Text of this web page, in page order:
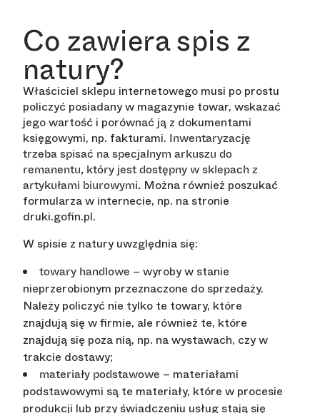
Co zawiera spis z
natury?
Właściciel sklepu internetowego musi po prostu
policzyć posiadany w magazynie towar, wskazać
jego wartość i porównać ją z dokumentami
księgowymi, np. fakturami. Inwentaryzację
trzeba spisać na specjalnym arkuszu do
remanentu, który jest dostępny w sklepach z
artykułami biurowymi. Można również poszukać
formularza w internecie, np. na stronie
druki.gofin.pl.
W spisie z natury uwzględnia się:
towary handlowe – wyroby w stanie
nieprzerobionym przeznaczone do sprzedaży.
Należy policzyć nie tylko te towary, które
znajdują się w firmie, ale również te, które
znajdują się poza nią, np. na wystawach, czy w
trakcie dostawy;
materiały podstawowe – materiałami
podstawowymi są te materiały, które w procesie
produkcji lub przy świadczeniu usług stają się